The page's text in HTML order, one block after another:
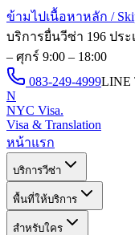
ข้ามไปเนื้อหาหลัก /
บริการยื่นวีซ่า 196 ประ
– ศุกร์ 9:00 – 18:00
083-249-4999LINE
N
NYC Visa.
Visa & Translation
หน้าแรก
บริการวีซ่า
พื้นที่ให้บริการ
สำหรับใคร